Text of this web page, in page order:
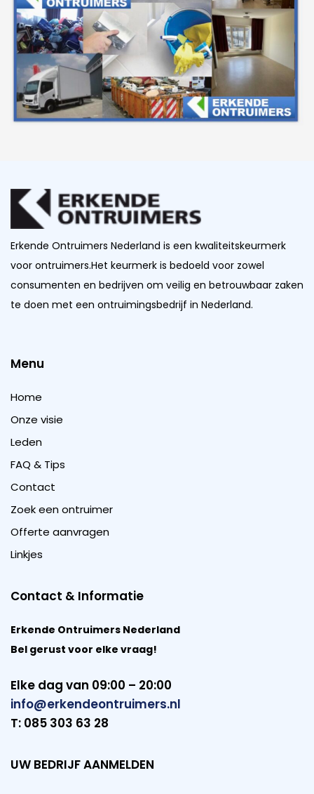
Erkende Ontruimers Nederland is een kwaliteitskeurmerk
voor ontruimers.Het keurmerk is bedoeld voor zowel
consumenten en bedrijven om veilig en betrouwbaar zaken
te doen met een ontruimingsbedrijf in Nederland.
Menu
Home
Onze visie
Leden
FAQ & Tips
Contact
Zoek een ontruimer
Offerte aanvragen
Linkjes
Contact & Informatie
Erkende Ontruimers Nederland
Bel gerust voor elke vraag!
Elke dag van 09:00 – 20:00
info@erkendeontruimers.nl
T: 085 303 63 28
UW BEDRIJF AANMELDEN